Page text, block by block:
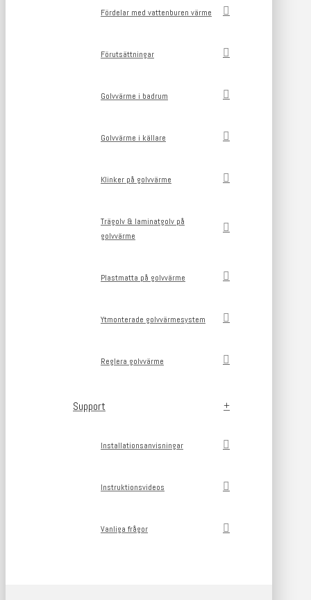
Fördelar med vattenburen värme
Förutsättningar
Golvvärme i badrum
Golvvärme i källare
Klinker på golvvärme
Trägolv & laminatgolv på
golvvärme
Plastmatta på golvvärme
Ytmonterade golvvärmesystem
Reglera golvvärme
Support
Installationsanvisningar
Instruktionsvideos
Vanliga frågor